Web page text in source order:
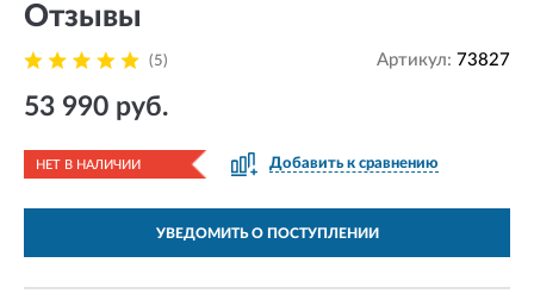
Отзывы
(5) Артикул: 73827
53 990 руб.
НЕТ В НАЛИЧИИ Добавить к сравнению
УВЕДОМИТЬ О ПОСТУПЛЕНИИ